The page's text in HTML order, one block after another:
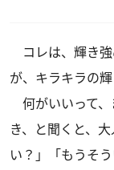
コレは、輝き強
が、キラキラの
何がいいって
き、と聞くと、
い？」「もうそ